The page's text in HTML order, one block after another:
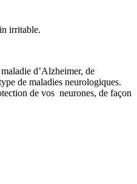
irritable.
d’Alzheimer, de
de maladies neurologiques.
de vos neurones, de façon